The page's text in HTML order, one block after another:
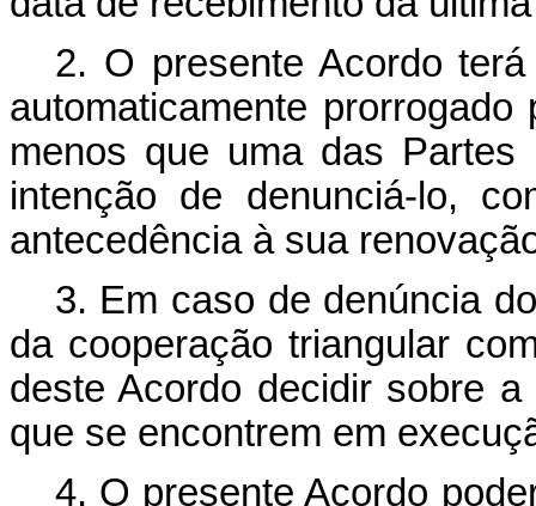
2. O presente Acordo
automaticamente
menos que uma das
intenção de denunciá-lo,
antecedência à sua
3. Em caso de denúncia
da cooperação triangular
deste Acordo decidir sobre
que se encontrem em
4. O presente Acordo